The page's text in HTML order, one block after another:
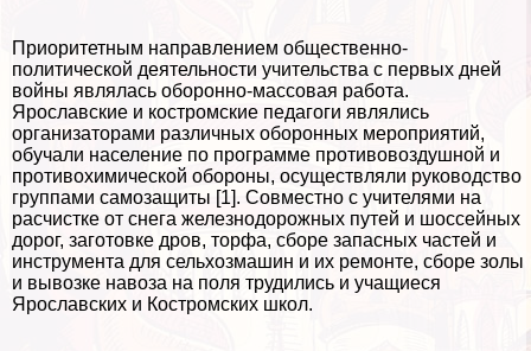
Приоритетным направлением общественно-
политической деятельности учительства с первых дней
войны являлась оборонно-массовая работа.
Ярославские и костромские педагоги являлись
организаторами различных оборонных мероприятий,
обучали население по программе противовоздушной и
противохимической обороны, осуществляли руководство
группами самозащиты [1]. Совместно с учителями на
расчистке от снега железнодорожных путей и шоссейных
дорог, заготовке дров, торфа, сборе запасных частей и
инструмента для сельхозмашин и их ремонте, сборе золы
и вывозке навоза на поля трудились и учащиеся
Ярославских и Костромских школ.